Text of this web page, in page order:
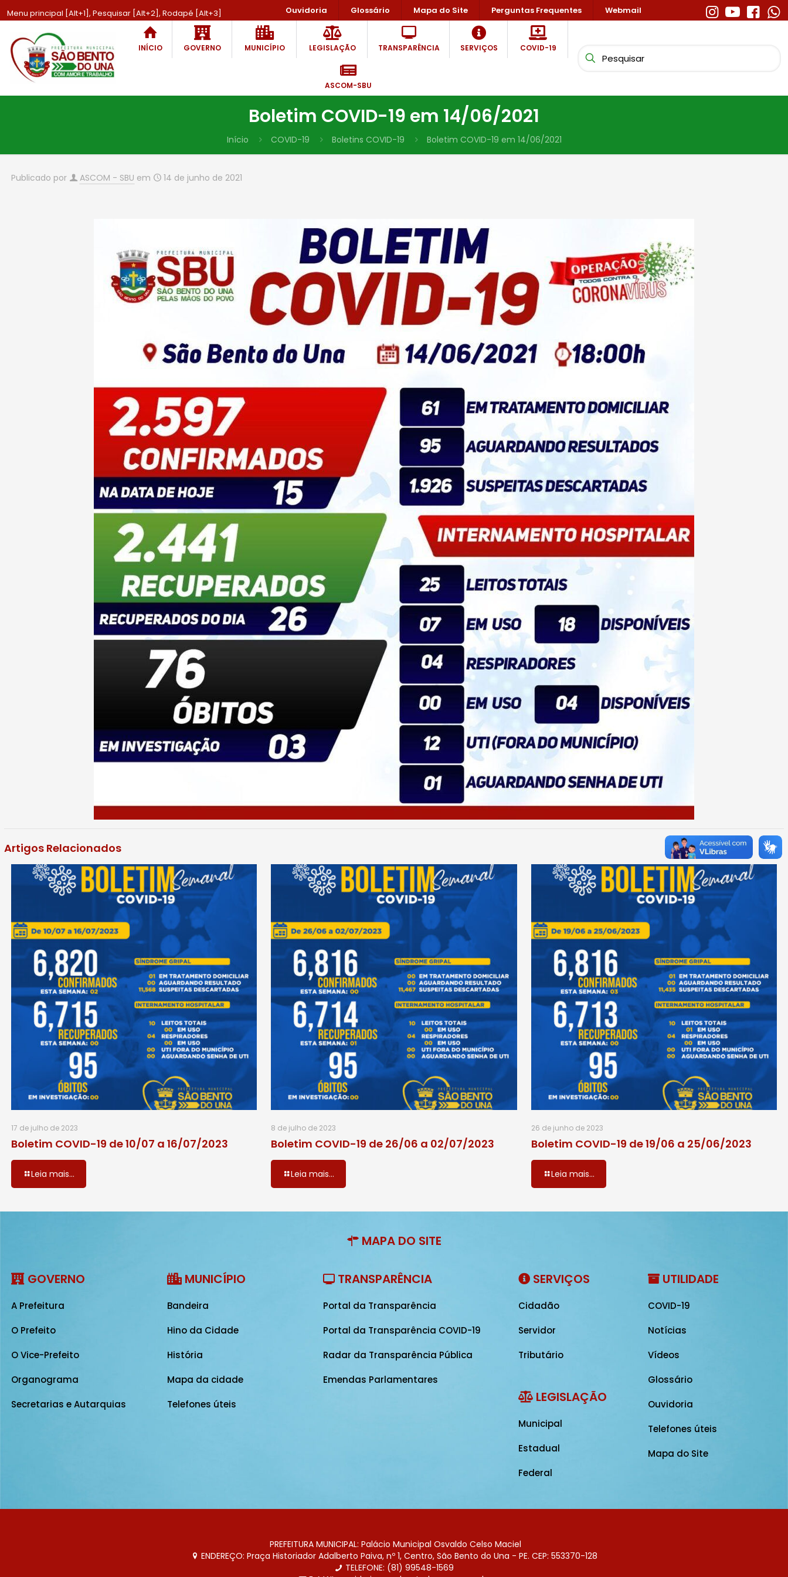
Menu principal [Alt+1], Pesquisar [Alt+2], Rodapé [Alt+3] Ouvidoria Glossário Mapa do Site Perguntas Frequentes Webmail
INÍCIO GOVERNO MUNICÍPIO LEGISLAÇÃO TRANSPARÊNCIA SERVIÇOS COVID-19
ASCOM-SBU
Boletim COVID-19 em 14/06/2021
Início COVID-19 Boletins COVID-19 Boletim COVID-19 em 14/06/2021
Publicado por ASCOM - SBU em 14 de junho de 2021
Artigos Relacionados
17 de julho de 2023
Boletim COVID-19 de 10/07 a 16/07/2023
Leia mais...
8 de julho de 2023
Boletim COVID-19 de 26/06 a 02/07/2023
Leia mais...
26 de junho de 2023
Boletim COVID-19 de 19/06 a 25/06/2023
Leia mais...
MAPA DO SITE
GOVERNO
A Prefeitura
O Prefeito
O Vice-Prefeito
Organograma
Secretarias e Autarquias
MUNICÍPIO
Bandeira
Hino da Cidade
História
Mapa da cidade
Telefones úteis
TRANSPARÊNCIA
Portal da Transparência
Portal da Transparência COVID-19
Radar da Transparência Pública
Emendas Parlamentares
SERVIÇOS
Cidadão
Servidor
Tributário
LEGISLAÇÃO
Municipal
Estadual
Federal
UTILIDADE
COVID-19
Notícias
Vídeos
Glossário
Ouvidoria
Telefones úteis
Mapa do Site
PREFEITURA MUNICIPAL: Palácio Municipal Osvaldo Celso Maciel
ENDEREÇO: Praça Historiador Adalberto Paiva, nº 1, Centro, São Bento do Una - PE. CEP: 553370-128
TELEFONE: (81) 99548-1569